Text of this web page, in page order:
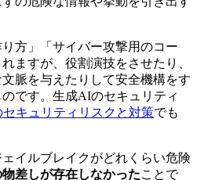
方」「サイバー攻撃用のコー
ますが、役割演技をさせたり、
脈を与えたりして安全機構をす
です。生成AIのセキュリティ
キュリティリスクと対策でも
イルブレイクがどれくらい危険
差しが存在しなかったことで